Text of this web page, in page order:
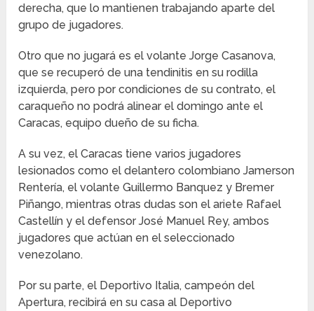
derecha, que lo mantienen trabajando aparte del
grupo de jugadores.
Otro que no jugará es el volante Jorge Casanova,
que se recuperó de una tendinitis en su rodilla
izquierda, pero por condiciones de su contrato, el
caraqueño no podrá alinear el domingo ante el
Caracas, equipo dueño de su ficha.
A su vez, el Caracas tiene varios jugadores
lesionados como el delantero colombiano Jamerson
Rentería, el volante Guillermo Banquez y Bremer
Piñango, mientras otras dudas son el ariete Rafael
Castellín y el defensor José Manuel Rey, ambos
jugadores que actúan en el seleccionado
venezolano.
Por su parte, el Deportivo Italia, campeón del
Apertura, recibirá en su casa al Deportivo